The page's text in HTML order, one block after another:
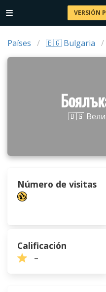
VERSIÓN
Países 🇧🇬 Bulgaria
🇧🇬
Número de visitas
Calificación
–